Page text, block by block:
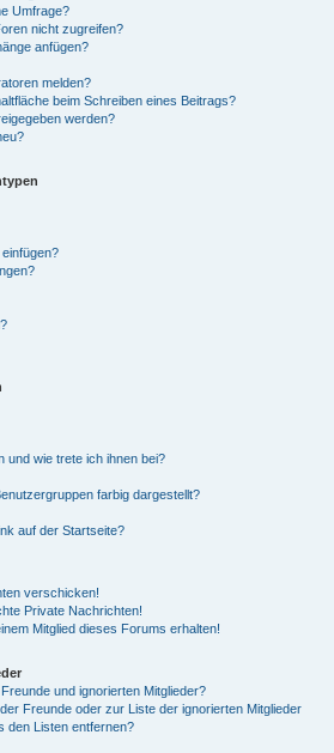
Umfrage?
nicht zugreifen?
anfügen?
melden?
beim Schreiben eines Beitrags?
werden?
und wie trete ich ihnen bei?
farbig dargestellt?
auf der Startseite?
verschicken!
Private Nachrichten!
Mitglied dieses Forums erhalten!
und ignorierten Mitglieder?
Freunde oder zur Liste der ignorierten Mitglieder
den Listen entfernen?